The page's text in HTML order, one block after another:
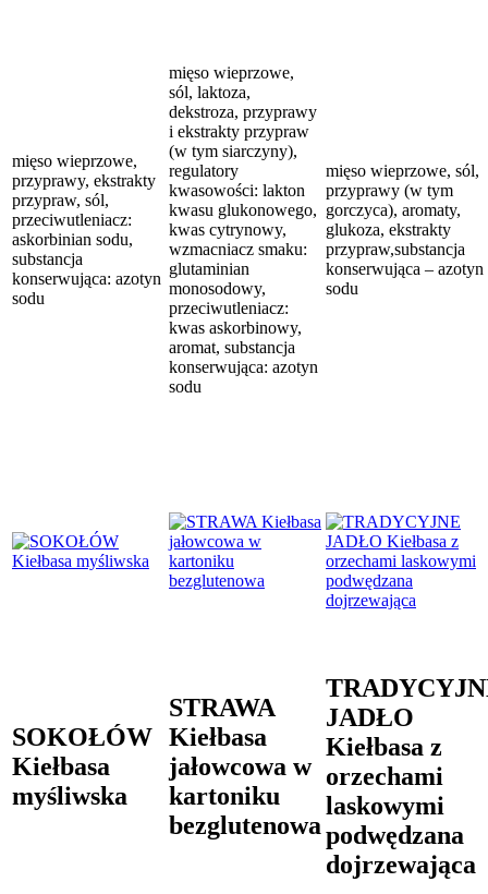
mięso wieprzowe,
przyprawy, ekstrakty
przypraw, sól,
przeciwutleniacz:
askorbinian sodu,
substancja
konserwująca: azotyn
sodu
mięso wieprzowe,
sól, laktoza,
dekstroza, przyprawy
i ekstrakty przypraw
(w tym siarczyny),
regulatory
kwasowości: lakton
kwasu glukonowego,
kwas cytrynowy,
wzmacniacz smaku:
glutaminian
monosodowy,
przeciwutleniacz:
kwas askorbinowy,
aromat, substancja
konserwująca: azotyn
sodu
mięso wieprzowe, sól,
przyprawy (w tym
gorczyca), aromaty,
glukoza, ekstrakty
przypraw,substancja
konserwująca – azotyn
sodu
SOKOŁÓW
Kiełbasa
myśliwska
STRAWA
Kiełbasa
jałowcowa w
kartoniku
bezglutenowa
JADŁO
Kiełbasa z
orzechami
laskowymi
podwędzana
dojrzewająca